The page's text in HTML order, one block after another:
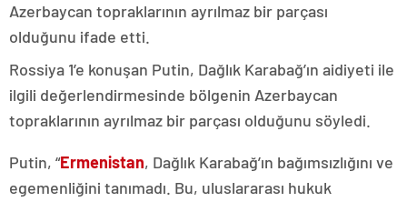
Azerbaycan topraklarının ayrılmaz bir parçası
olduğunu ifade etti.
Rossiya 1’e konuşan Putin, Dağlık Karabağ’ın aidiyeti ile
ilgili değerlendirmesinde bölgenin Azerbaycan
topraklarının ayrılmaz bir parçası olduğunu söyledi.
Putin, “Ermenistan, Dağlık Karabağ’ın bağımsızlığını ve
egemenliğini tanımadı. Bu, uluslararası hukuk